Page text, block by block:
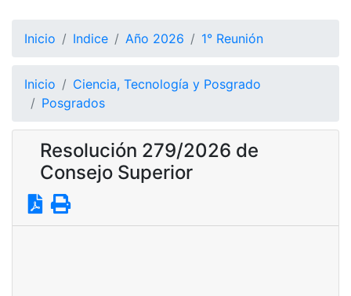
Inicio Indice Año 2026 1° Reunión
Inicio
Ciencia, Tecnología y Posgrado
Posgrados
Resolución 279/2026 de
Consejo Superior